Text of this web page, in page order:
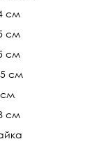
см
см
см
см
см